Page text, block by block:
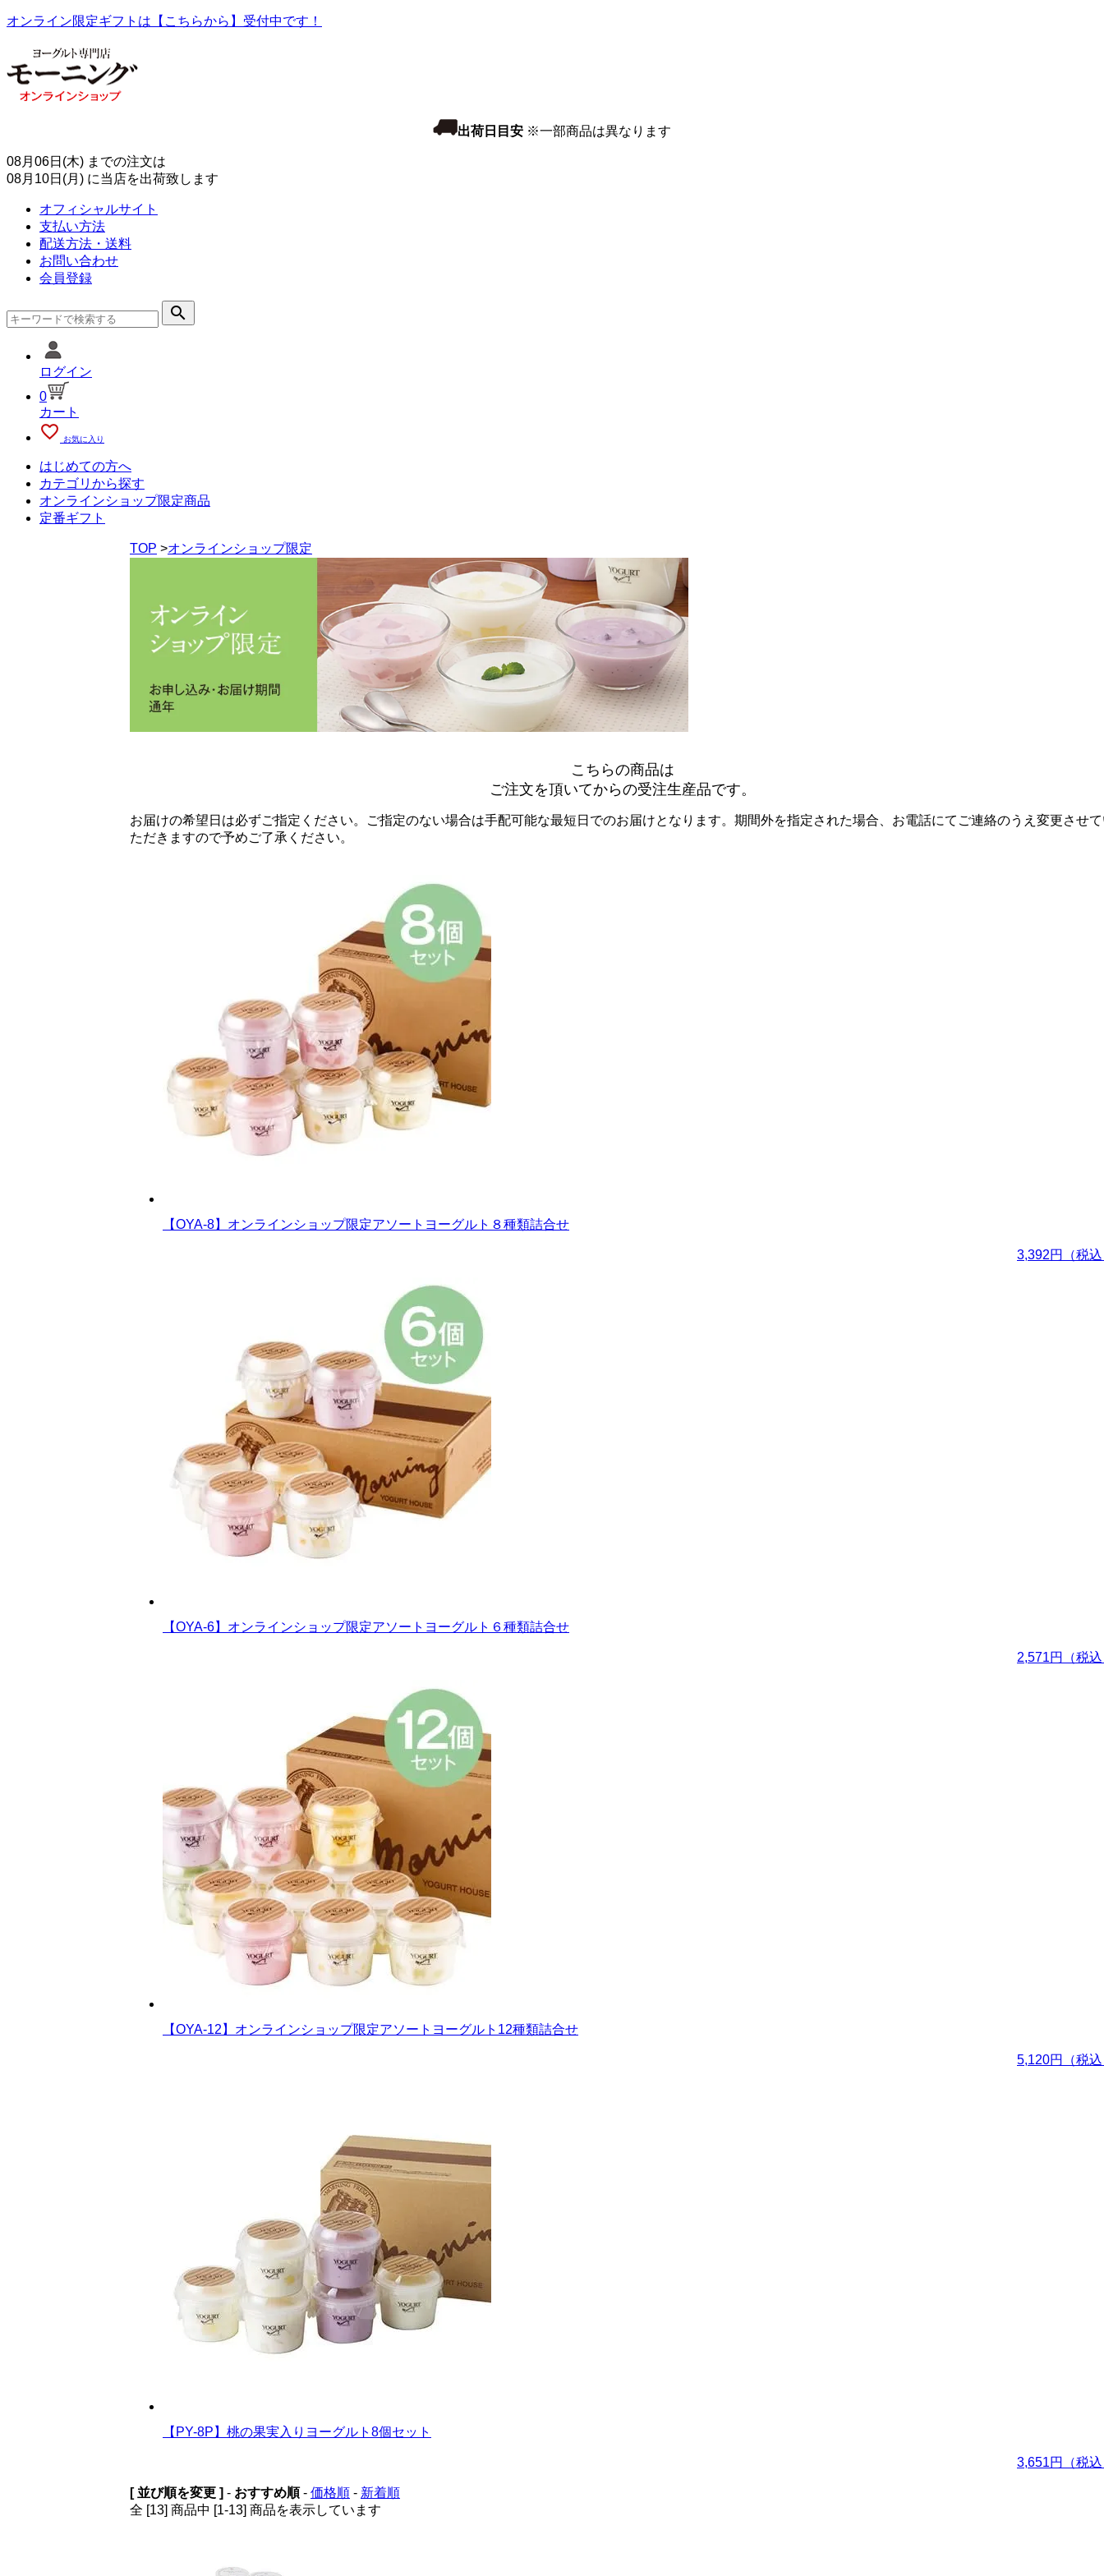
オンライン限定ギフトは【こちらから】受付中です！
出荷日目安 ※一部商品は異なります
08月06日(木) までの注文は
08月10日(月) に当店を出荷致します
オフィシャルサイト
支払い方法
配送方法・送料
お問い合わせ
会員登録
search
ログイン
0
カート
favorite_outline お気に入り
はじめての方へ
カテゴリから探す
オンラインショップ限定商品
定番ギフト
TOP >オンラインショップ限定
こちらの商品は
ご注文を頂いてからの受注生産品です。
お届けの希望日は必ずご指定ください。ご指定のない場合は手配可能な最短日でのお届けとなります。期間外を指定された場合、お電話にてご連絡のうえ変更させ
ただきますので予めご了承ください。
【OYA-8】オンラインショップ限定アソートヨーグルト８種類詰合せ
3,392円（税
【OYA-6】オンラインショップ限定アソートヨーグルト６種類詰合せ
2,571円（税
【OYA-12】オンラインショップ限定アソートヨーグルト12種類詰合せ
5,120円（税
【PY-8P】桃の果実入りヨーグルト8個セット
3,651円（税
[ 並び順を変更 ] - おすすめ順- 価格順 - 新着順
全 [13] 商品中 [1-13] 商品を表示しています